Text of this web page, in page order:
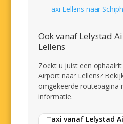
Taxi Lellens naar
Ook vanaf Lelystad
Lellens
Zoekt u juist een
Airport naar Lellens?
omgekeerde routepagina
informatie.
Taxi vanaf Lelystad